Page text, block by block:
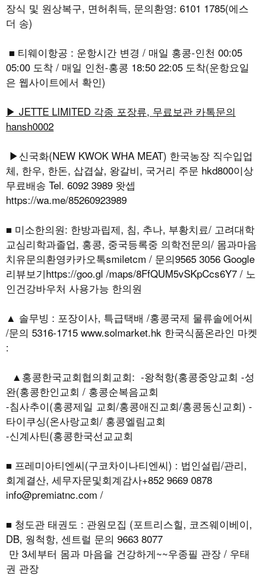
장식 및 원상복구, 면허취득, 문의환영: 6101 1785(에스
더 송)
■ 티웨이항공 : 운항시간 변경 / 매일 홍콩-인천 00:05
05:00 도착 / 매일 인천-홍콩 18:50 22:05 도착(운항요일
은 웹사이트에서 확인)
▶ JETTE LIMITED 각종 포장류, 무료보관 카톡문의
hansh0002
▶신국화(NEW KWOK WHA MEAT) 한국농장 직수입업
체, 한우, 한돈, 삽겹살, 왕갈비, 국거리 주문 hkd800이상
무료배송 Tel. 6092 3989 왓셉
https://wa.me/85260923989
■ 미소한의원: 한방과립제, 침, 추나, 부황치료/ 고려대학
교심리학과졸업, 홍콩, 중국등록중 의학전문의/ 몸과마음
치유문의환영카카오톡smiletcm / 문의9565 3056 Google
리뷰보기https://goo.gl /maps/8FfQUM5vSKpCcs6Y7 / 노
인건강바우처 사용가능 한의원
▲ 솔무빙 : 포장이사, 특급택배 /홍콩국제 물류솔에어씨
/문의 5316-1715 www.solmarket.hk 한국식품온라인 마켓
:
▲홍콩한국교회협의회교회: -왕척항(홍콩중앙교회 -성
완(홍콩한인교회 / 홍콩순복음교회
-침사추이(홍콩제일 교회/홍콩애진교회/홍콩동신교회) -
타이쿠싱(온사랑교회/ 홍콩엘림교회
-신계사틴(홍콩한국선교교회
■ 프레미아티엔씨(구코차이나티엔씨) : 법인설립/관리,
회계결산, 세무자문및회계감사+852 9669 0878
info@premiatnc.com /
■ 청도관 태권도 : 관원모집 (포트리스힐, 코즈웨이베이,
DB, 웡척항, 센트럴 문의 9663 8077
만 3세부터 몸과 마음을 건강하게~~우종필 관장 / 우태
권 관장